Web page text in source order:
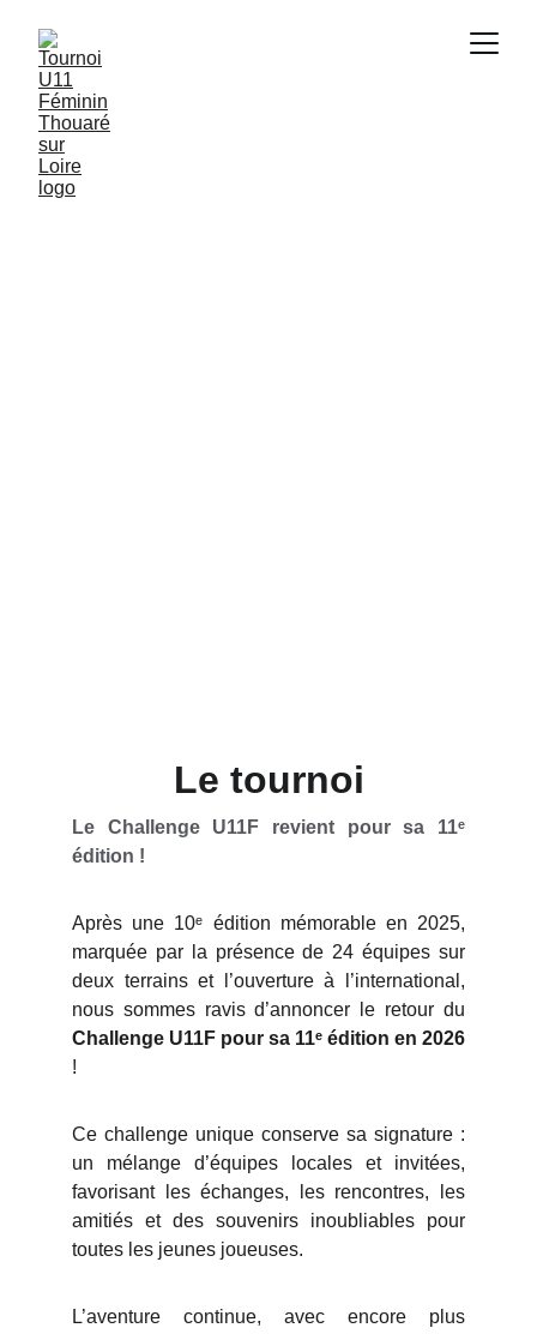
Le tournoi
Le Challenge U11F revient pour sa 11ᵉ
édition !
Après une 10ᵉ édition mémorable en 2025,
marquée par la présence de 24 équipes sur
deux terrains et l’ouverture à l’international,
nous sommes ravis d’annoncer le retour du
Challenge U11F pour sa 11ᵉ édition en 2026
!
Ce challenge unique conserve sa signature :
un mélange d’équipes locales et invitées,
favorisant les échanges, les rencontres, les
amitiés et des souvenirs inoubliables pour
toutes les jeunes joueuses.
L’aventure continue, avec encore plus